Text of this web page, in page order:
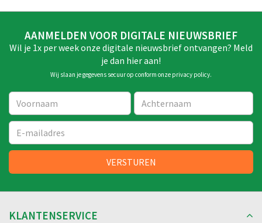
AANMELDEN VOOR DIGITALE NIEUWSBRIEF
Wil je 1x per week onze digitale nieuwsbrief ontvangen? Meld
je dan hier aan!
Wij slaan je gegevens secuur op conform onze privacy policy.
KLANTENSERVICE